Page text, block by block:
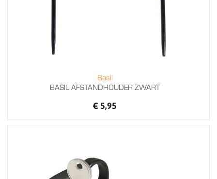
Basil
BASIL AFSTANDHOUDER ZWART
€ 5,95